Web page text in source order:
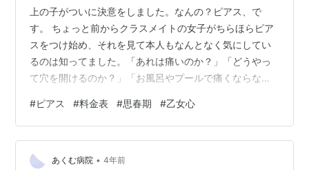
上の子がついに決意をしました。なんの？ピアス、で
す。 ちょっと前からクラスメイトの女子がちらほらピア
スをつけ始め、それを見て本人もなんとなく気にしてい
るのは知ってました。「あれは痛いのか？」「どうやっ
て穴を開けるのか？」「お風呂やプールで痛くならない
的に「痛い？」の質問ばっかりでしたが、とにかく気に
してることだけはひしひし伝わってきてました。本人も
独自にクラスメイトちゃん達に聞き取り調査をしてたら
しく、それらの情報をもとに、ついに私に「マミー、
#ピアス #料金表 #思春期 #乙女心
あくむ病院 • 4年前